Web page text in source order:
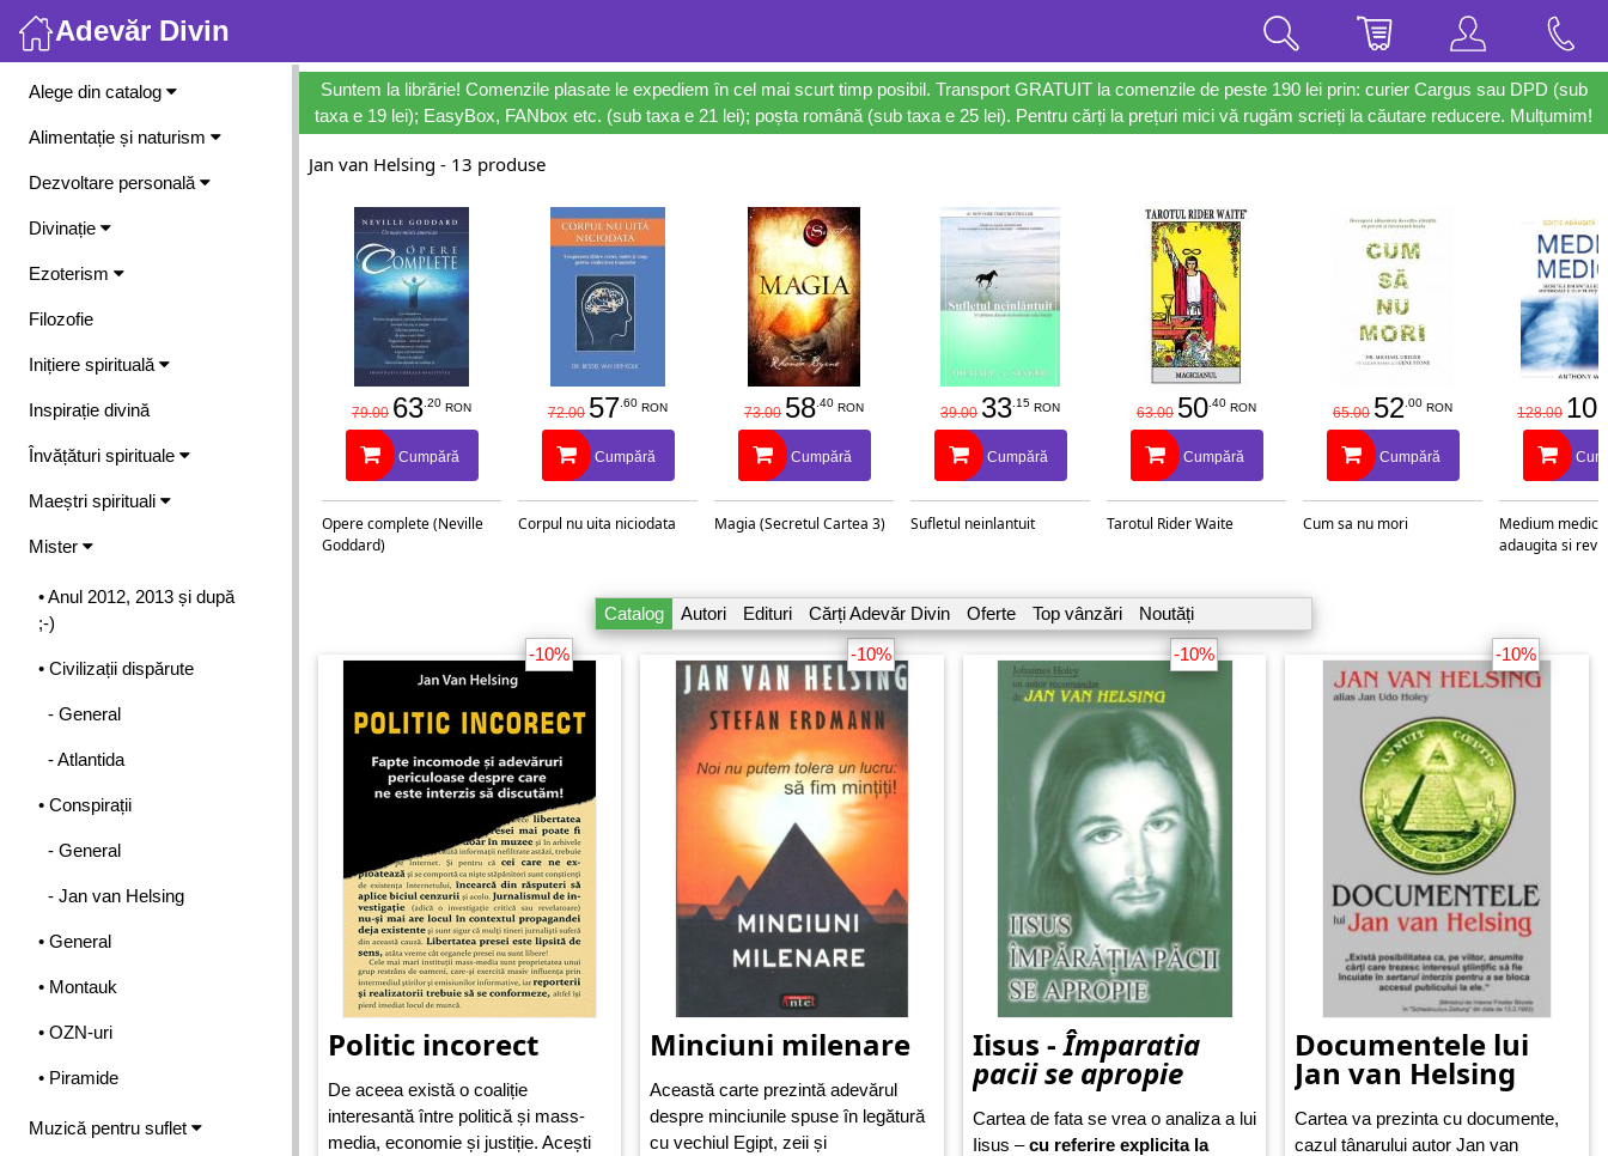
Adevăr Divin
Meniu
Alege din catalog
Alimentație și naturism
Dezvoltare personală
Divinație
Ezoterism
Filozofie
Inițiere spirituală
Inspirație divină
Învățături spirituale
Maeștri spirituali
Mister
• Anul 2012, 2013 și după
;-)
• Civilizații dispărute
- General
- Atlantida
• Conspirații
- General
- Jan van Helsing
• General
• Montauk
• OZN-uri
• Piramide
Muzică pentru suflet
Suntem la librărie! Comenzile plasate le expediem în cel mai scurt timp posibil. Transport GRATUIT la comenzile de peste 190 lei prin: curier Cargus sau DPD (sub
taxa e 19 lei); EasyBox, FANbox etc. (sub taxa e 21 lei); poșta română (sub taxa e 25 lei). Pentru cărți la prețuri mici vă rugăm scrieți la căutare reducere. Mulțumim!
Jan van Helsing - 13 produse
79.00 63 .20 RON
Cumpără
Opere complete (Neville
Goddard)
72.00 57 .60 RON
Cumpără
Corpul nu uita niciodata
73.00 58 .40 RON
Cumpără
Magia (Secretul Cartea 3)
39.00 33 .15 RON
Cumpără
Sufletul neinlantuit
63.00 50 .40 RON
Cumpără
Tarotul Rider Waite
65.00 52 .00 RON
Cumpără
Cum sa nu mori
128.00
Medium
adaugita si
Catalog Autori Edituri Cărți Adevăr Divin Oferte Top vânzări
Noutăți
-10%
Politic incorect
De aceea există o coaliție
interesantă între politică și mass-
media, economie și justiție. Acești
-10%
Minciuni milenare
Această carte prezintă adevărul
despre minciunile spuse în legătură
cu vechiul Egipt, zeii și
-10%
Iisus -Împaratia
pacii se apropie
Cartea de fata se vrea o analiza a lui
Iisus –cu referire explicita la
-10%
Documentele lui
Jan van Helsing
Cartea va prezinta cu documente,
cazul tânarului autor Jan van